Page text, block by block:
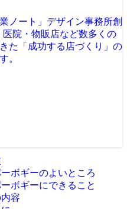
ノート」 デザイン事務所創
院・物販店など数多くの
た「成功する店づくり」の
。
ボギーのよいところ
ボギーにできること
容